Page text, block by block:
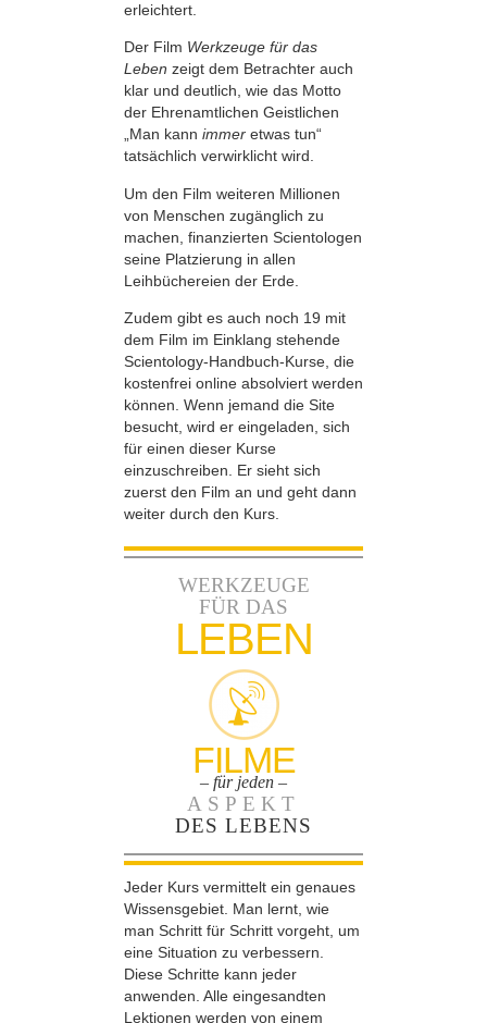
erleichtert.
Der Film Werkzeuge für das
Leben zeigt dem Betrachter auch
klar und deutlich, wie das Motto
der Ehrenamtlichen Geistlichen
„Man kann immer etwas tun“
tatsächlich verwirklicht wird.
Um den Film weiteren Millionen
von Menschen zugänglich zu
machen, finanzierten Scientologen
seine Platzierung in allen
Leihbüchereien der Erde.
Zudem gibt es auch noch 19 mit
dem Film im Einklang stehende
Scientology-Handbuch-Kurse, die
kostenfrei online absolviert werden
können. Wenn jemand die Site
besucht, wird er eingeladen, sich
für einen dieser Kurse
einzuschreiben. Er sieht sich
zuerst den Film an und geht dann
weiter durch den Kurs.
WERKZEUGE
FÜR DAS
LEBEN
FILME
– für jeden –
ASPEKT
DES LEBENS
Jeder Kurs vermittelt ein genaues
Wissensgebiet. Man lernt, wie
man Schritt für Schritt vorgeht, um
eine Situation zu verbessern.
Diese Schritte kann jeder
anwenden. Alle eingesandten
Lektionen werden von einem